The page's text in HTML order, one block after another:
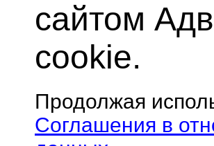
сайтом
cookie.
Продолжая
Соглашения в